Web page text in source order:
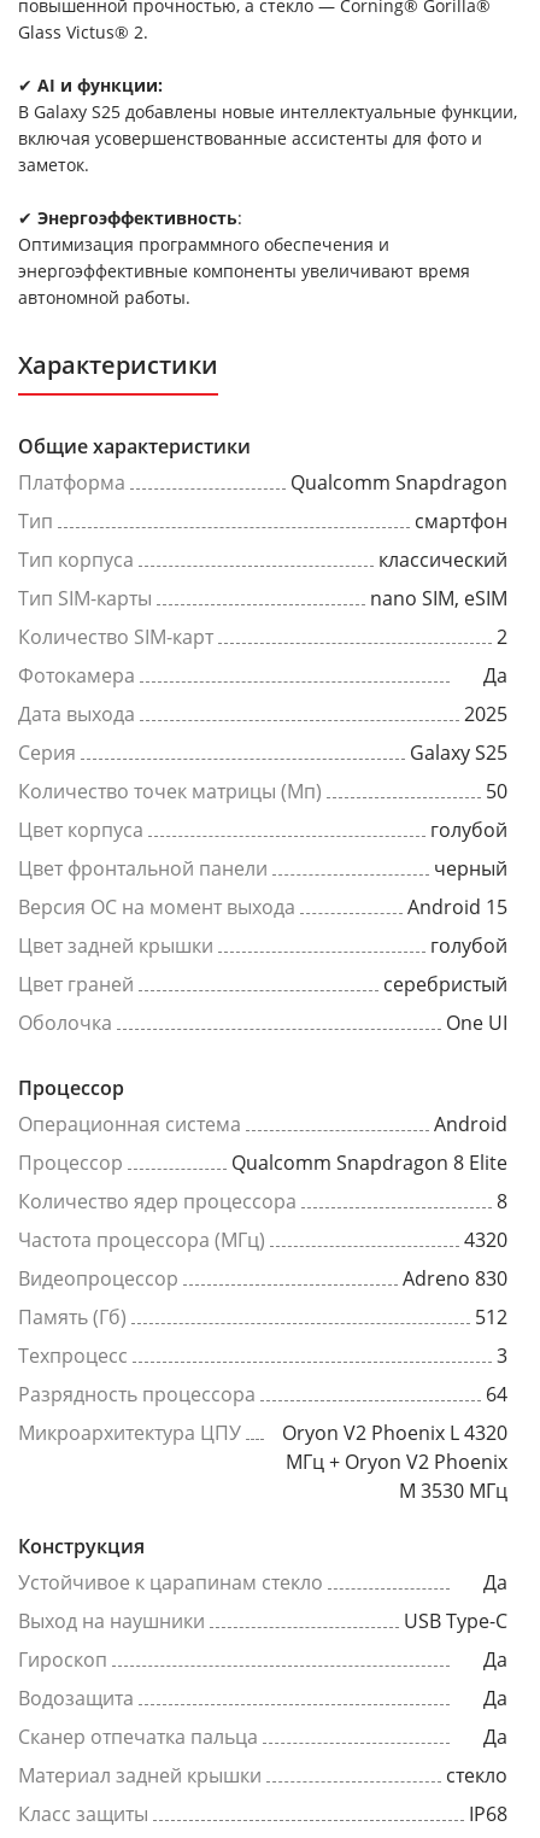
повышенной прочностью, а стекло — Corning® Gorilla®
Glass Victus® 2.
✔ AI и функции:
В Galaxy S25 добавлены новые интеллектуальные функции,
включая усовершенствованные ассистенты для фото и
заметок.
✔ Энергоэффективность:
Оптимизация программного обеспечения и
энергоэффективные компоненты увеличивают время
автономной работы.
Характеристики
Общие характеристики
Платформа
Qualcomm Snapdragon
Тип
смартфон
Тип корпуса
классический
Тип SIM-карты
nano SIM, eSIM
Количество SIM-карт
2
Фотокамера
Да
Дата выхода
2025
Серия
Galaxy S25
Количество точек матрицы (Мп)
50
Цвет корпуса
голубой
Цвет фронтальной панели
черный
Версия ОС на момент выхода
Android 15
Цвет задней крышки
голубой
Цвет граней
серебристый
Оболочка
One UI
Процессор
Операционная система
Android
Процессор
Qualcomm Snapdragon 8 Elite
Количество ядер процессора
8
Частота процессора (МГц)
4320
Видеопроцессор
Adreno 830
Память (Гб)
512
Техпроцесс
3
Разрядность процессора
64
Микроархитектура ЦПУ
Oryon V2 Phoenix L 4320
МГц + Oryon V2 Phoenix
M 3530 МГц
Конструкция
Устойчивое к царапинам стекло
Да
Выход на наушники
USB Type-C
Гироскоп
Да
Водозащита
Да
Сканер отпечатка пальца
Да
Материал задней крышки
стекло
Класс защиты
IP68